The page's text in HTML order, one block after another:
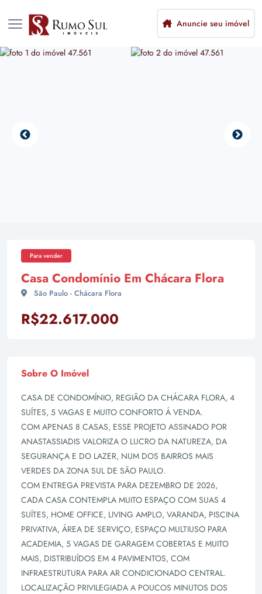
Anuncie seu imóvel
Para vender
Casa Condomínio Em Chácara Flora
São Paulo - Chácara Flora
R$22.617.000
Sobre O Imóvel
CASA DE CONDOMÍNIO, REGIÃO DA CHÁCARA FLORA, 4
SUÍTES, 5 VAGAS E MUITO CONFORTO Á VENDA.
COM APENAS 8 CASAS, ESSE PROJETO ASSINADO POR
ANASTASSIADIS VALORIZA O LUCRO DA NATUREZA, DA
SEGURANÇA E DO LAZER, NUM DOS BAIRROS MAIS
VERDES DA ZONA SUL DE SÃO PAULO.
COM ENTREGA PREVISTA PARA DEZEMBRO DE 2026,
CADA CASA CONTEMPLA MUITO ESPAÇO COM SUAS 4
SUÍTES, HOME OFFICE, LIVING AMPLO, VARANDA, PISCINA
PRIVATIVA, ÁREA DE SERVIÇO, ESPAÇO MULTIUSO PARA
ACADEMIA, 5 VAGAS DE GARAGEM COBERTAS E MUITO
MAIS, DISTRIBUÍDOS EM 4 PAVIMENTOS, COM
INFRAESTRUTURA PARA AR CONDICIONADO CENTRAL.
LOCALIZAÇÃO PRIVILEGIADA A POUCOS MINUTOS DOS